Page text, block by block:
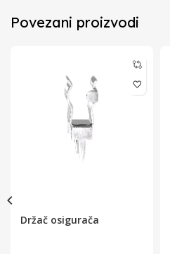
Povezani proizvodi
Držač osigurača